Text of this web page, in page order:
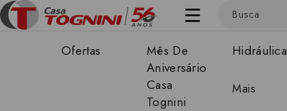
Ofertas
Mês De
Aniversário
Casa
Tognini
Hidráulica
Mais